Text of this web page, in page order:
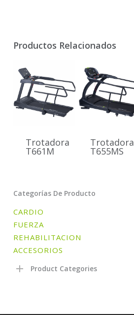
Productos Relacionados
Trotadora
T661M
Trotadora
T655MS
Categorías De Producto
CARDIO
FUERZA
REHABILITACION
ACCESORIOS
Product Categories